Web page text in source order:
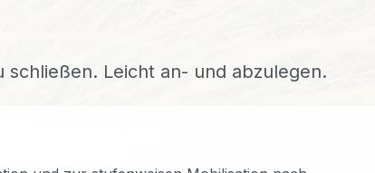
Leicht an- und abzulegen.